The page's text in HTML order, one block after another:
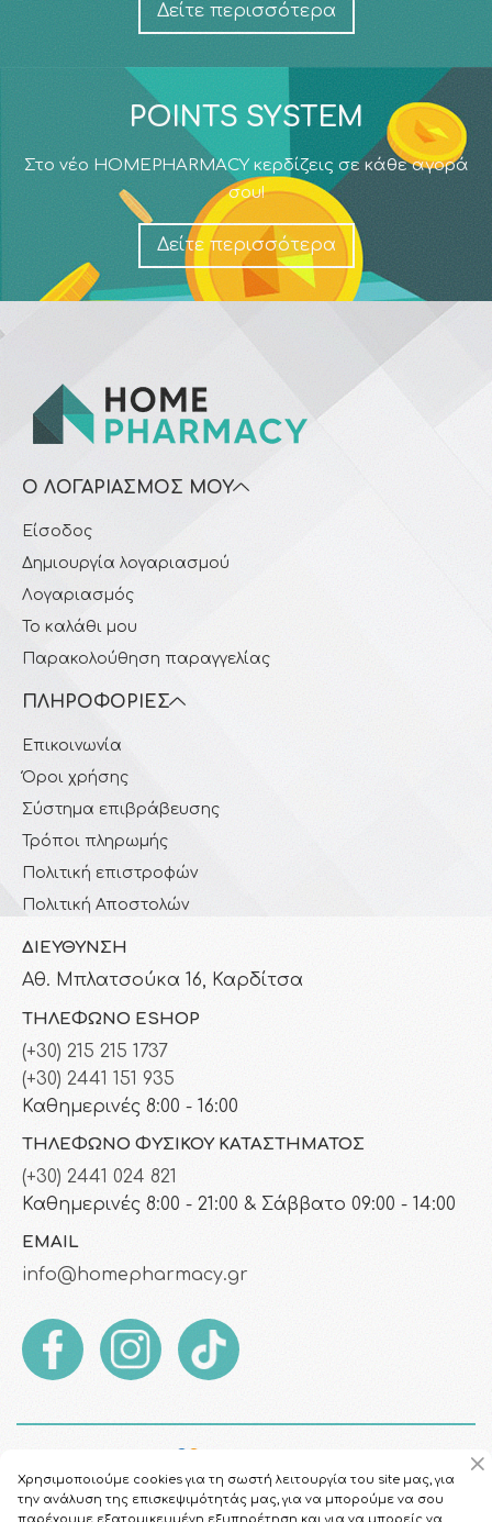
Δείτε περισσότερα
POINTS SYSTEM
Στο νέο HOMEPHARMACY κερδίζεις σε κάθε αγορά
σου!
Δείτε περισσότερα
Ο ΛΟΓΑΡΙΑΣΜΌΣ ΜΟΥ
Είσοδος
Δημιουργία λογαριασμού
Λογαριασμός
Το καλάθι μου
Παρακολούθηση παραγγελίας
ΠΛΗΡΟΦΟΡΊΕΣ
Επικοινωνία
Όροι χρήσης
Σύστημα επιβράβευσης
Τρόποι πληρωμής
Πολιτική επιστροφών
Πολιτική Αποστολών
ΔΙΕΎΘΥΝΣΗ
Αθ. Μπλατσούκα 16, Καρδίτσα
ΤΗΛΈΦΩΝΟ ESHOP
(+30) 215 215 1737
(+30) 2441 151 935
Καθημερινές 8:00 - 16:00
ΤΗΛΈΦΩΝΟ ΦΥΣΙΚΟΎ ΚΑΤΑΣΤΉΜΑΤΟΣ
(+30) 2441 024 821
Καθημερινές 8:00 - 21:00 & Σάββατο 09:00 - 14:00
EMAIL
info@homepharmacy.gr
Χρησιμοποιούμε cookies για τη σωστή λειτουργία του site μας, για
την ανάλυση της επισκεψιμότητάς μας, για να μπορούμε να σου